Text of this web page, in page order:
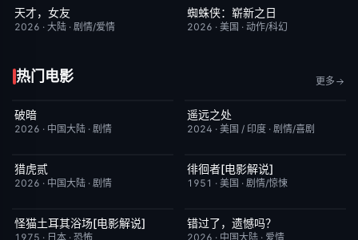
更新至第18集
天才，女友
2026 · 大陆 · 剧情/爱情
TC中字
蜘蛛侠：崭新之日
2026 · 美国 · 动作/科幻
热门电影 更多
今日更新
破暗
2026 · 中国大陆 · 剧情
今日更新
遥远之处
2024 · 美国 / 印度 · 剧情/喜剧
今日更新
猎虎贰
2026 · 中国大陆 · 剧情
已完结
徘徊者[电影解说]
1951 · 美国 · 剧情/惊悚
已完结
怪猫土耳其浴场[电影解说]
1975 · 日本 · 恐怖
HD国语
错过了，遗憾吗？
2026 · 中国大陆 · 爱情